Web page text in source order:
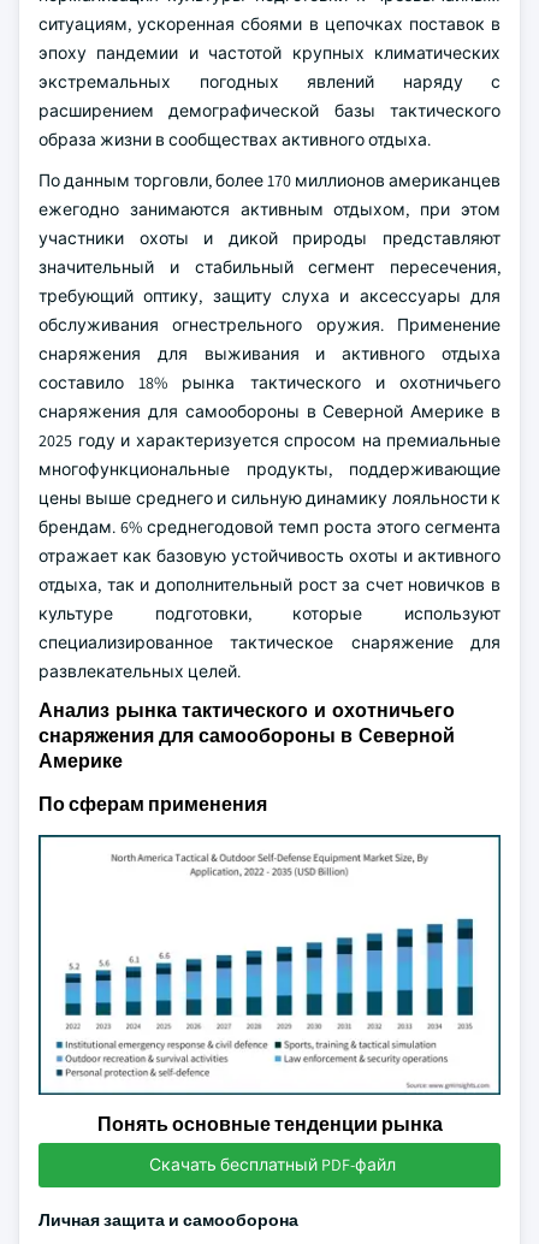
ситуациям, ускоренная сбоями в цепочках поставок в
эпоху пандемии и частотой крупных климатических
экстремальных погодных явлений наряду с
расширением демографической базы тактического
образа жизни в сообществах активного отдыха.
По данным торговли, более 170 миллионов американцев
ежегодно занимаются активным отдыхом, при этом
участники охоты и дикой природы представляют
значительный и стабильный сегмент пересечения,
требующий оптику, защиту слуха и аксессуары для
обслуживания огнестрельного оружия. Применение
снаряжения для выживания и активного отдыха
составило 18% рынка тактического и охотничьего
снаряжения для самообороны в Северной Америке в
2025 году и характеризуется спросом на премиальные
многофункциональные продукты, поддерживающие
цены выше среднего и сильную динамику лояльности к
брендам. 6% среднегодовой темп роста этого сегмента
отражает как базовую устойчивость охоты и активного
отдыха, так и дополнительный рост за счет новичков в
культуре подготовки, которые используют
специализированное тактическое снаряжение для
развлекательных целей.
Анализ рынка тактического и охотничьего
снаряжения для самообороны в Северной
Америке
По сферам применения
Понять основные тенденции рынка
Скачать бесплатный PDF-файл
Личная защита и самооборона